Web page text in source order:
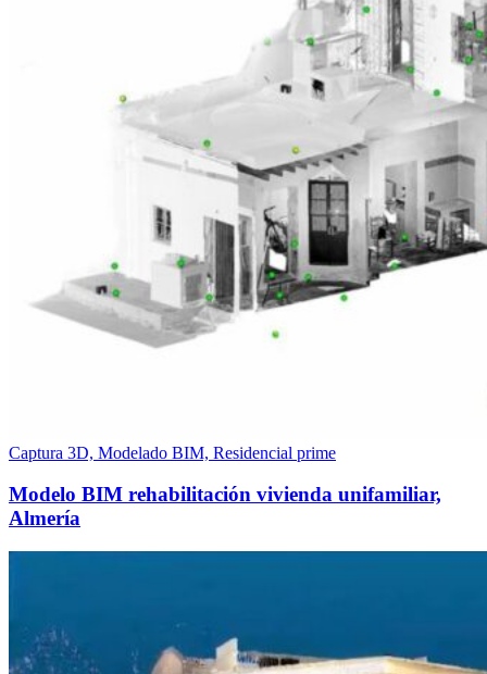
Captura 3D, Modelado BIM, Residencial prime
Modelo BIM rehabilitación vivienda unifamiliar,
Almería